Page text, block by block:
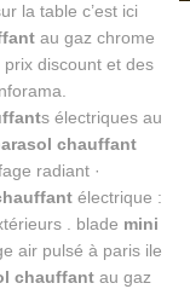
la table c’est ici
au gaz chrome
discount et des
s électriques au
chauffant
radiant ·
électrique :
. blade mini
air pulsé à paris ile
chauffantau gaz